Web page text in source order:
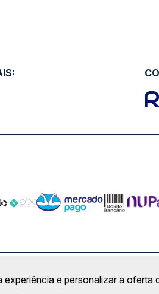
Centro Comercial
experiência e personalizar a